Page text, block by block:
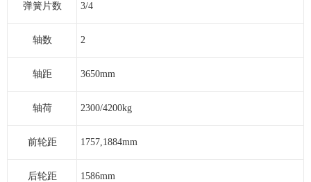
弹簧片数 3/4
轴数 2
轴距 3650mm
轴荷 2300/4200kg
前轮距 1757,1884mm
后轮距 1586mm